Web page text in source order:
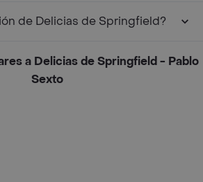
de Delicias de Springfield?
a Delicias de Springfield - Pablo
Sexto